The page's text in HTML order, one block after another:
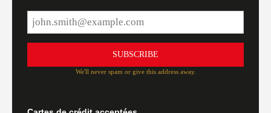
SUBSCRIBE
We'll never spam or give this address away.